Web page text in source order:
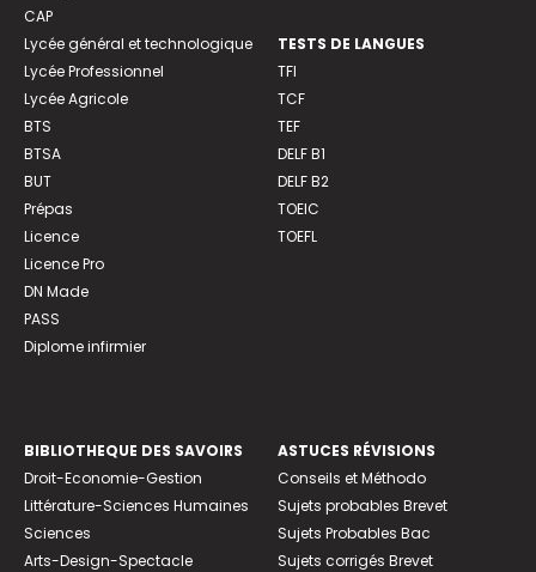
CAP
Lycée général et technologique
Lycée Professionnel
Lycée Agricole
BTS
BTSA
BUT
Prépas
Licence
Licence Pro
DN Made
PASS
Diplome infirmier
TESTS DE LANGUES
TFI
TCF
TEF
DELF B1
DELF B2
TOEIC
TOEFL
BIBLIOTHEQUE DES SAVOIRS
Droit-Economie-Gestion
Littérature-Sciences Humaines
Sciences
Arts-Design-Spectacle
ASTUCES RÉVISIONS
Conseils et Méthodo
Sujets probables Brevet
Sujets Probables Bac
Sujets corrigés Brevet